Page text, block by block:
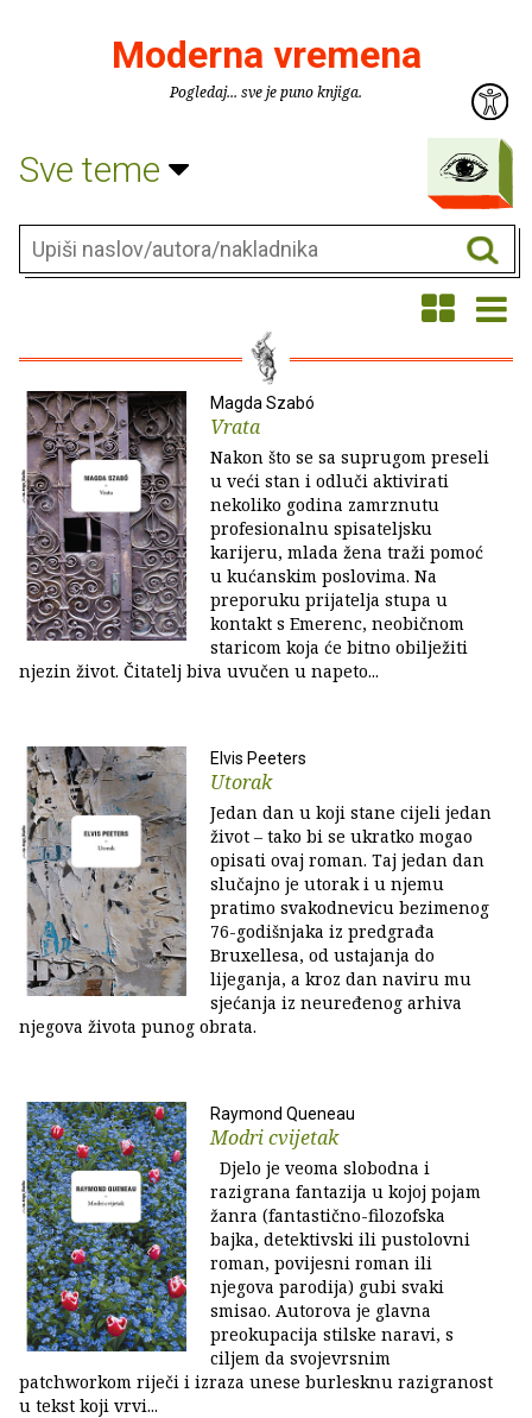
Moderna vremena
Pogledaj... sve je puno knjiga.
Sve teme
Magda Szabó
Vrata
Nakon što se sa suprugom preseli
u veći stan i odluči aktivirati
nekoliko godina zamrznutu
profesionalnu spisateljsku
karijeru, mlada žena traži pomoć
u kućanskim poslovima. Na
preporuku prijatelja stupa u
kontakt s Emerenc, neobičnom
staricom koja će bitno obilježiti
njezin život. Čitatelj biva uvučen u napeto...
Elvis Peeters
Utorak
Jedan dan u koji stane cijeli jedan
život – tako bi se ukratko mogao
opisati ovaj roman. Taj jedan dan
slučajno je utorak i u njemu
pratimo svakodnevicu bezimenog
76-godišnjaka iz predgrađa
Bruxellesa, od ustajanja do
lijeganja, a kroz dan naviru mu
sjećanja iz neuređenog arhiva
njegova života punog obrata.
Raymond Queneau
Modri cvijetak
Djelo je veoma slobodna i
razigrana fantazija u kojoj pojam
žanra (fantastično-filozofska
bajka, detektivski ili pustolovni
roman, povijesni roman ili
njegova parodija) gubi svaki
smisao. Autorova je glavna
preokupacija stilske naravi, s
ciljem da svojevrsnim
patchworkom riječi i izraza unese burlesknu razigranost
u tekst koji vrvi...